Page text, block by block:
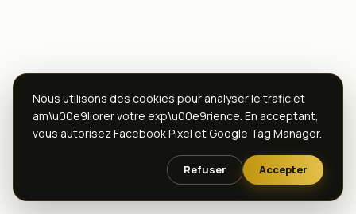
Nous utilisons des cookies pour analyser le trafic et
am\u00e9liorer votre exp\u00e9rience. En acceptant,
vous autorisez Facebook Pixel et Google Tag Manager.
Refuser Accepter